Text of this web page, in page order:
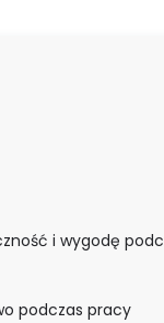
i wygodę
podczas pracy